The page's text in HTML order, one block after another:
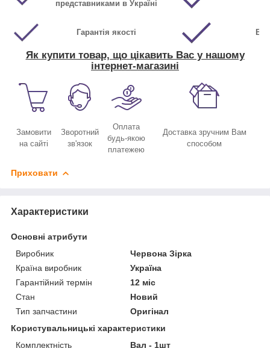
представниками в Україні
Гарантія якості
Як купити товар, що цікавить Вас у нашому
інтернет-магазині
Замовити
на сайті
Зворотний
зв'язок
Оплата
будь-якою
платежею
Доставка зручним Вам
способом
Приховати
Характеристики
Основні атрибути
Виробник
Червона Зірка
Країна виробник
Україна
Гарантійний термін
12 міс
Стан
Новий
Тип запчастини
Оригінал
Користувальницькі характеристики
Комплектність
Вал - 1шт